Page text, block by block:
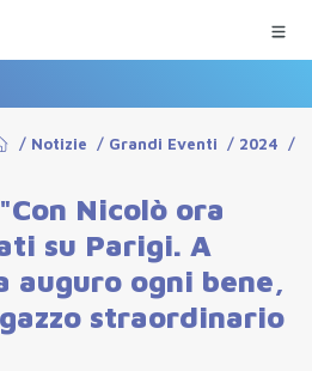
/ Notizie / Grandi Eventi / 2024 /
Nicolò ora
su Parigi. A
auguro ogni bene,
straordinario